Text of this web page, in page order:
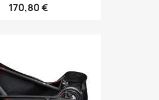
170,80 €